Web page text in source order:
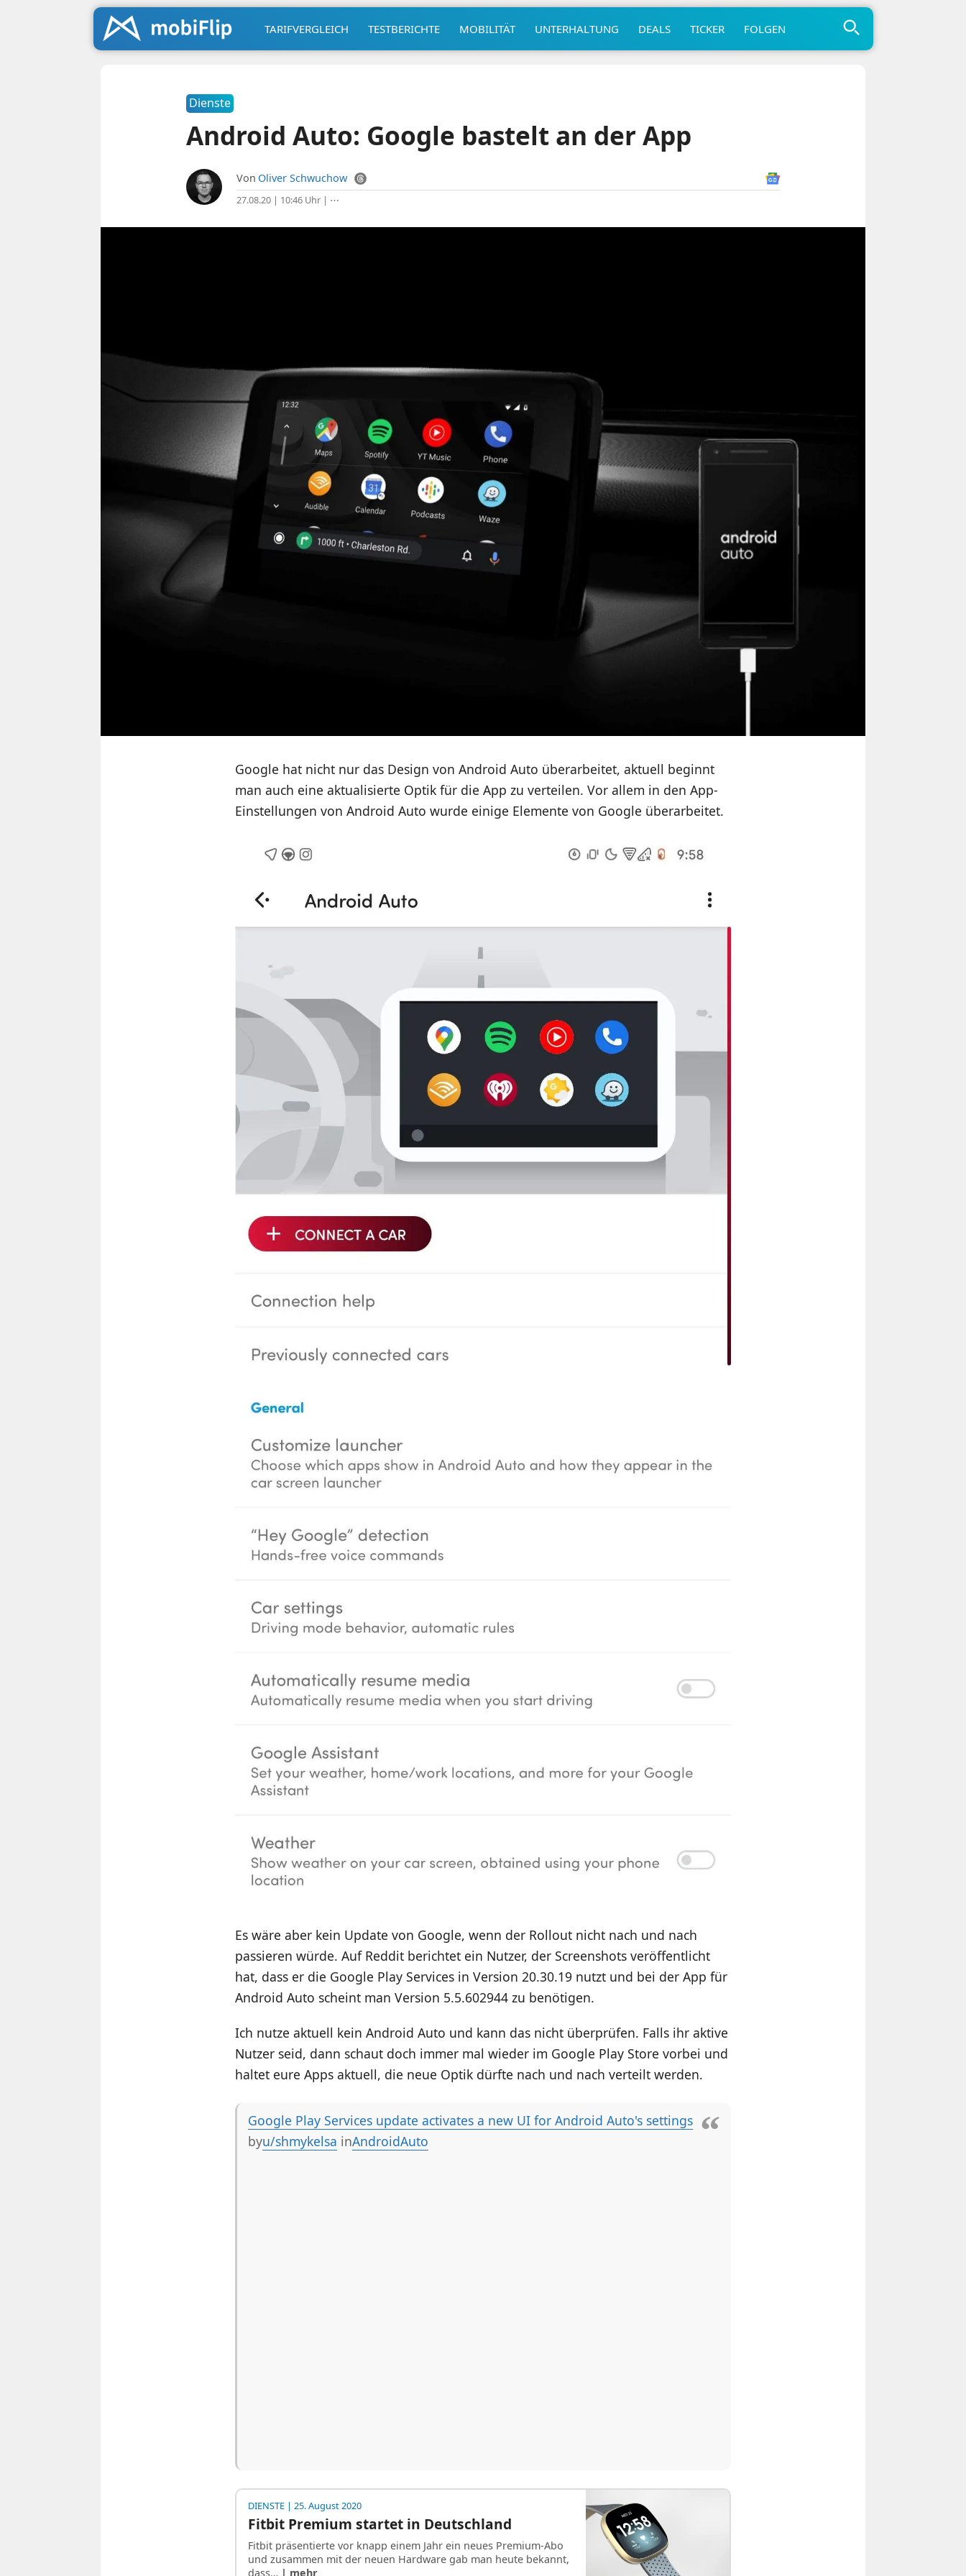
TARIFVERGLEICH TESTBERICHTE MOBILITÄT UNTERHALTUNG DEALS TICKER FOLGEN
Dienste
Android Auto: Google bastelt an der App
Von Oliver Schwuchow
27.08.20 | 10:46 Uhr| ⋯
Google hat nicht nur das Design von Android Auto überarbeitet, aktuell beginnt
man auch eine aktualisierte Optik für die App zu verteilen. Vor allem in den App-
Einstellungen von Android Auto wurde einige Elemente von Google überarbeitet.
Es wäre aber kein Update von Google, wenn der Rollout nicht nach und nach
passieren würde. Auf Reddit berichtet ein Nutzer, der Screenshots veröffentlicht
hat, dass er die Google Play Services in Version 20.30.19 nutzt und bei der App für
Android Auto scheint man Version 5.5.602944 zu benötigen.
Ich nutze aktuell kein Android Auto und kann das nicht überprüfen. Falls ihr aktive
Nutzer seid, dann schaut doch immer mal wieder im Google Play Store vorbei und
haltet eure Apps aktuell, die neue Optik dürfte nach und nach verteilt werden.
Google Play Services update activates a new UI for Android Auto's settings
byu/shmykelsa inAndroidAuto
DIENSTE| 25. August 2020
Fitbit Premium startet in Deutschland
Fitbit präsentierte vor knapp einem Jahr ein neues Premium-Abo
und zusammen mit der neuen Hardware gab man heute bekannt,
dass… | mehr